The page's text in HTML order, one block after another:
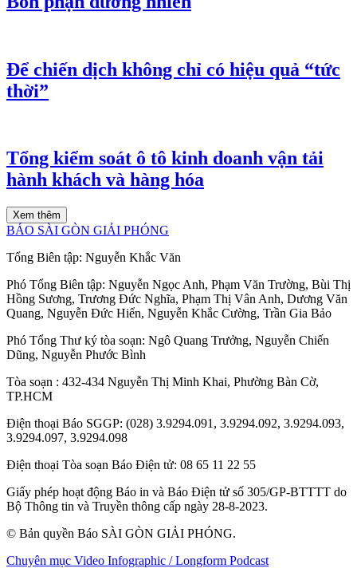
Để chiến dịch không chỉ có hiệu quả “tức
thời”
Tổng kiểm soát ô tô kinh doanh vận tải
hành khách và hàng hóa
Xem thêm
BÁO SÀI GÒN GIẢI PHÓNG
Tổng Biên tập: Nguyễn Khắc Văn
Phó Tổng Biên tập: Nguyễn Ngọc Anh, Phạm Văn Trường, Bùi Thị
Hồng Sương, Trương Đức Nghĩa, Phạm Thị Vân Anh, Dương Văn
Quang, Nguyễn Đức Hiển, Nguyễn Khắc Cường, Trần Gia Bảo
Phó Tổng Thư ký tòa soạn: Ngô Quang Trưởng, Nguyễn Chiến
Dũng, Nguyễn Phước Bình
Tòa soạn : 432-434 Nguyễn Thị Minh Khai, Phường Bàn Cờ,
TP.HCM
Điện thoại Báo SGGP: (028) 3.9294.091, 3.9294.092, 3.9294.093,
3.9294.097, 3.9294.098
Điện thoại Tòa soạn Báo Điện tử: 08 65 11 22 55
Giấy phép hoạt động Báo in và Báo Điện tử số 305/GP-BTTTT do
Bộ Thông tin và Truyền thông cấp ngày 28-8-2023.
© Bản quyền Báo SÀI GÒN GIẢI PHÓNG.
Chuyên mục Video Infographic / Longform Podcast